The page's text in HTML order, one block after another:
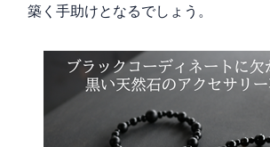
築く手助けとなるでしょう。